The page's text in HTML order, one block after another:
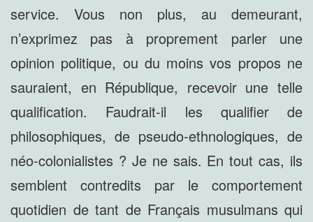
service. Vous non plus, au demeurant,
n’exprimez pas à proprement parler une
opinion politique, ou du moins vos propos ne
sauraient, en République, recevoir une telle
qualification. Faudrait-il les qualifier de
philosophiques, de pseudo-ethnologiques, de
néo-colonialistes ? Je ne sais. En tout cas, ils
semblent contredits par le comportement
quotidien de tant de Français musulmans qui